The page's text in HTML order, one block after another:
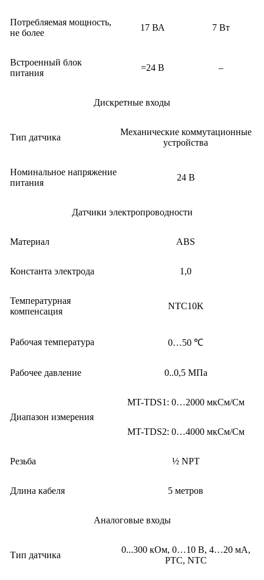
Потребляемая мощность,
не более
17 ВА 7 Вт
Встроенный блок
питания
=24 В –
Дискретные входы
Тип датчика
Механические коммутационные
устройства
Номинальное напряжение
питания
24 В
Датчики электропроводности
Материал ABS
Константа электрода 1,0
Температурная
компенсация
NTC10K
Рабочая температура 0…50 ℃
Рабочее давление 0..0,5 МПа
Диапазон измерения
MT-TDS1: 0…2000 мкСм/См
MT-TDS2: 0…4000 мкСм/См
Резьба ½ NPT
Длина кабеля 5 метров
Аналоговые входы
Тип датчика
0...300 кОм, 0…10 В, 4…20 мА,
РТС, NTC